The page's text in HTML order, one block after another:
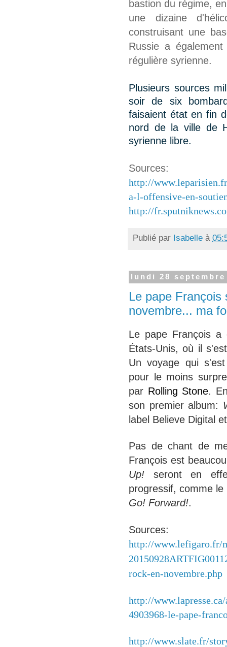
bastion du régime,
une dizaine
construisant une
Russie a
régulière syrienne.
Plusieurs sources
soir de six
faisaient état en fin
nord de la ville de
syrienne libre.
Sources:
http://
a-l-offensive-en-
http://
Publié par Isabelle à
lundi 28 septembre
Le pape François
novembre... ma
Le pape François a
États-Unis, où il
Un voyage qui
pour le moins
par Rolling Stone.
son premier album:
label Believe Digital et
Pas de chant de
François est
Up! seront en
progressif, comme
Go! Forward!.
Sources:
http://www.lefigaro.fr/
rock-en-novembre.php
http://
4903968-le-pape-
http://www.slate.fr/